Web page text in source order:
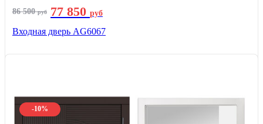
86 500руб 77 850 руб
Входная дверь AG6067
-10%